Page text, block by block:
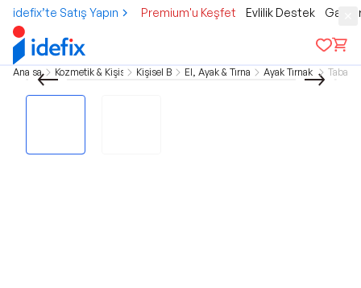
idefix’te Satış Yapın Premium'u Keşfet Evlilik Destek
Ana sayfa Kozmetik & Kişisel BakımKişisel BakımEl, Ayak & Tırnak BakımıAyak Tırnak Bakımı